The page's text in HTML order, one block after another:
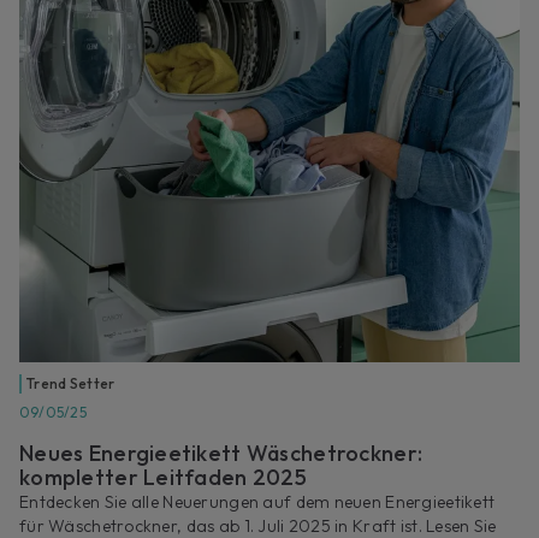
Trend Setter
09/05/25
Neues Energieetikett Wäschetrockner:
kompletter Leitfaden 2025
Entdecken Sie alle Neuerungen auf dem neuen Energieetikett
für Wäschetrockner, das ab 1. Juli 2025 in Kraft ist. Lesen Sie